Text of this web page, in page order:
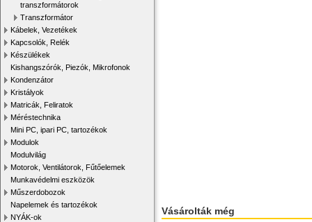
transzformátorok
Transzformátor
Kábelek, Vezetékek
Kapcsolók, Relék
Készülékek
Kishangszórók, Piezók, Mikrofonok
Kondenzátor
Kristályok
Matricák, Feliratok
Méréstechnika
Mini PC, ipari PC, tartozékok
Modulok
Modulvilág
Motorok, Ventilátorok, Fűtőelemek
Munkavédelmi eszközök
Műszerdobozok
Napelemek és tartozékok
NYÁK-ok
Vásárolták még